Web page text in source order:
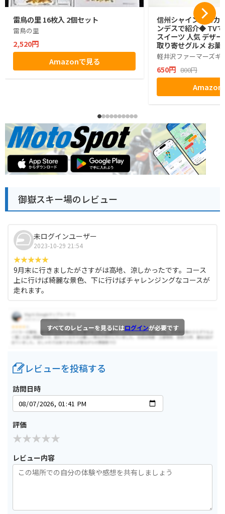
雷鳥の里 16枚入 2個セット
雷鳥の里
2,520円
Amazonで見る
信州シャインマスカ
ンデスで紹介◆ TV
スイーツ 人気 デザ
取り寄せグルメ お菓
グミ ぶどう シャイ
ゼント ギフト お土
小分け ばらまき バ
生活 ハロウィン 母
お返し かわいい き
マーズギフト
軽井沢ファーマーズギ
650円 800円
Amazon
御嶽スキー場のレビュー
未ログインユーザー
2023-10-29 21:54
9月末に行きましたがさすがは高地、涼しかったです。コース
上に行けば綺麗な景色、下に行けばチャレンジングなコースが
走れます。
すべてのレビューを見るにはログインが必要です
レビューを投稿する
訪問日時
評価
レビュー内容